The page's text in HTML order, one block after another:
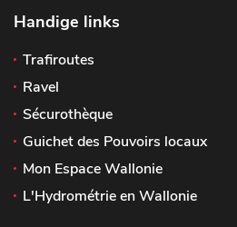
Handige links
Trafiroutes
Ravel
Sécurothèque
Guichet des Pouvoirs locaux
Mon Espace Wallonie
L'Hydrométrie en Wallonie